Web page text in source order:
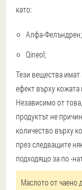
като:
Алфа-Фелъндрен;
Qineol;
Тези вещества
ефект върху кожата
Независимо от
продуктът не
количество върху
през следващите
подходящо за по -
Маслото от чаено